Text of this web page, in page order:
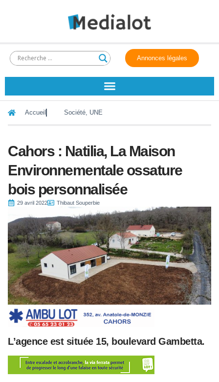
Annonces légales
Accueil Société, UNE
Cahors : Natilia, La Maison
Environnementale ossature
bois personnalisée
29 avril 2022 Thibaut Souperbie
L’agence est située 15, boulevard Gambetta.